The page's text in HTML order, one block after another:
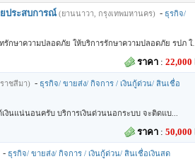
ประสบการณ์ (ยานนาวา, กรุงเทพมหานคร) - ธุรกิจ/
ษาความปลอดภัย ให้บริการรักษาความปลอดภัย รปภ ใ...
ราคา : 22,000
าชสีมา) - ธุรกิจ/ ขายส่ง/ กิจการ / เงินกู้ด่วน/ สินเชื่อ
เงินแน่นอนครับ บริการเงินด่วนนอกระบบ จะติดแบ...
ราคา : 50,000
- ธุรกิจ/ ขายส่ง/ กิจการ / เงินกู้ด่วน/ สินเชื่อเงินสด